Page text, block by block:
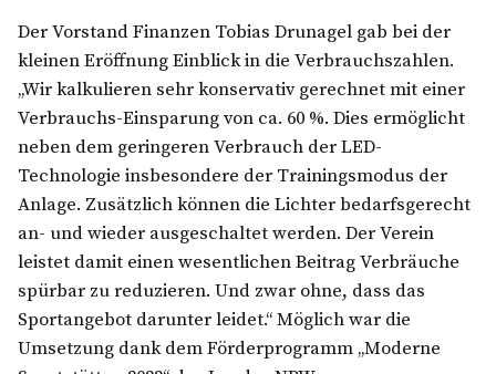
Der Vorstand Finanzen Tobias Drunagel gab bei der
kleinen Eröffnung Einblick in die Verbrauchszahlen.
„Wir kalkulieren sehr konservativ gerechnet mit einer
Verbrauchs-Einsparung von ca. 60 %. Dies ermöglicht
neben dem geringeren Verbrauch der LED-
Technologie insbesondere der Trainingsmodus der
Anlage. Zusätzlich können die Lichter bedarfsgerecht
an- und wieder ausgeschaltet werden. Der Verein
leistet damit einen wesentlichen Beitrag Verbräuche
spürbar zu reduzieren. Und zwar ohne, dass das
Sportangebot darunter leidet.“ Möglich war die
Umsetzung dank dem Förderprogramm „Moderne